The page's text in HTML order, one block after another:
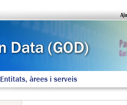
Entitats, àrees i serveis